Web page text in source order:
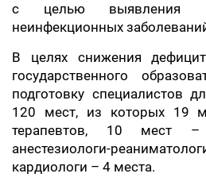
с целью выявления
неинфекционных
В целях снижения
государственного
подготовку специалистов
120 мест, из которых 19
терапевтов, 10 мест –
анестезиологи-
кардиологи – 4 места.